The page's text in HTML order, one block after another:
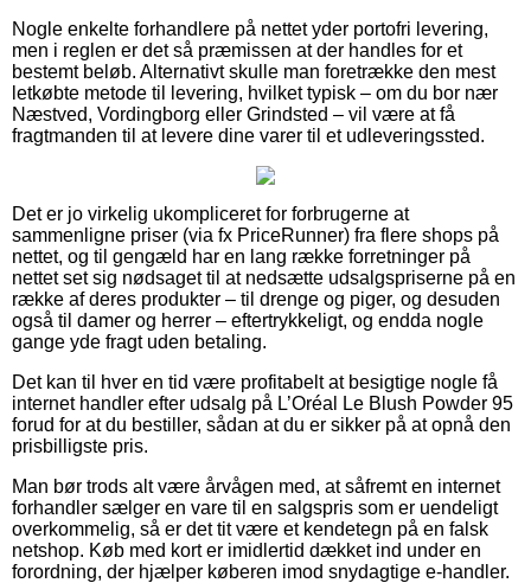
Nogle enkelte forhandlere på nettet yder portofri levering,
men i reglen er det så præmissen at der handles for et
bestemt beløb. Alternativt skulle man foretrække den mest
letkøbte metode til levering, hvilket typisk – om du bor nær
Næstved, Vordingborg eller Grindsted – vil være at få
fragtmanden til at levere dine varer til et udleveringssted.
Det er jo virkelig ukompliceret for forbrugerne at
sammenligne priser (via fx PriceRunner) fra flere shops på
nettet, og til gengæld har en lang række forretninger på
nettet set sig nødsaget til at nedsætte udsalgspriserne på en
række af deres produkter – til drenge og piger, og desuden
også til damer og herrer – eftertrykkeligt, og endda nogle
gange yde fragt uden betaling.
Det kan til hver en tid være profitabelt at besigtige nogle få
internet handler efter udsalg på L’Oréal Le Blush Powder 95
forud for at du bestiller, sådan at du er sikker på at opnå den
prisbilligste pris.
Man bør trods alt være årvågen med, at såfremt en internet
forhandler sælger en vare til en salgspris som er uendeligt
overkommelig, så er det tit være et kendetegn på en falsk
netshop. Køb med kort er imidlertid dækket ind under en
forordning, der hjælper køberen imod snydagtige e-handler.